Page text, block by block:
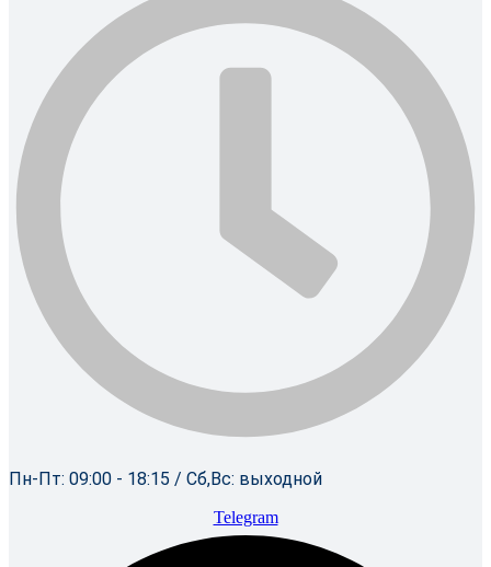
Пн-Пт: 09:00 - 18:15 / Сб,Вс: выходной
Telegram